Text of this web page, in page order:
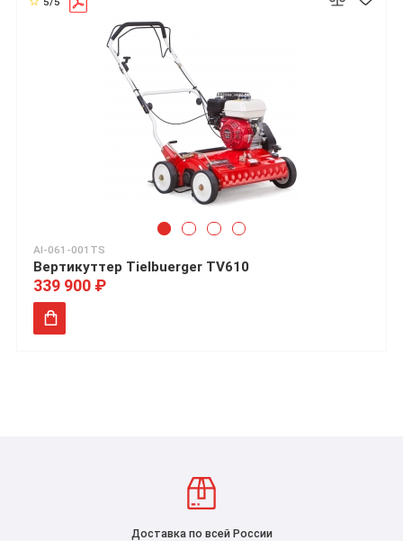
AI-061-001TS
Вертикуттер Tielbuerger TV610
339 900 ₽
Доставка по всей России